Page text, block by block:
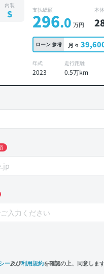
内装
S 支払総額
296.0 万円
本
ローン参考 月々
年式
2023
走行距離
0.5万km
ー及び利用規約を確認の上、同意します